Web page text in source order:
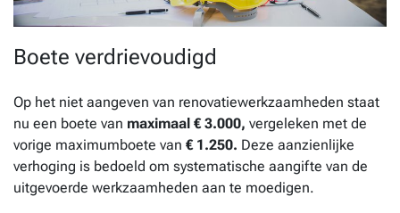
Boete verdrievoudigd
Op het niet aangeven van renovatiewerkzaamheden staat
nu een boete van maximaal € 3.000, vergeleken met de
vorige maximumboete van € 1.250. Deze aanzienlijke
verhoging is bedoeld om systematische aangifte van de
uitgevoerde werkzaamheden aan te moedigen.